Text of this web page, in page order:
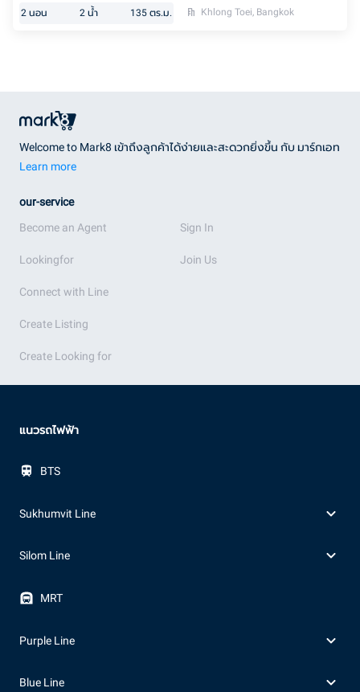
2 นอน 2 น้ำ 135 ตร.ม. Khlong Toei, Bangkok
Welcome to Mark8 เข้าถึงลูกค้าได้ง่ายและสะดวกยิ่งขึ้น กับ มาร์กเอท
Learn more
our-service
Become an Agent
Lookingfor
Connect with Line
Create Listing
Create Looking for
Sign In
Join Us
แนวรถไฟฟ้า
BTS
Sukhumvit Line
Silom Line
MRT
Purple Line
Blue Line